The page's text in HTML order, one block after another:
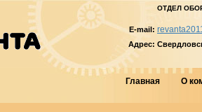
ОТДЕЛ
E-mail:
Адрес:
Главная О